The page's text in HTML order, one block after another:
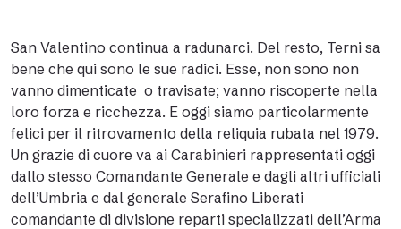
San Valentino continua a radunarci. Del resto, Terni sa
bene che qui sono le sue radici. Esse, non sono non
vanno dimenticate o travisate; vanno riscoperte nella
loro forza e ricchezza. E oggi siamo particolarmente
felici per il ritrovamento della reliquia rubata nel 1979.
Un grazie di cuore va ai Carabinieri rappresentati oggi
dallo stesso Comandante Generale e dagli altri ufficiali
dell’Umbria e dal generale Serafino Liberati
comandante di divisione reparti specializzati dell’Arma